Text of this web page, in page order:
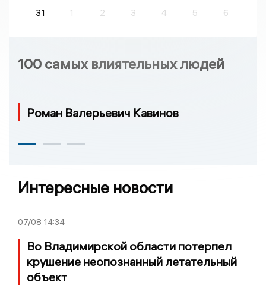
31
1 2 3 4 5 6
100 самых влиятельных людей
Роман Валерьевич Кавинов
Интересные новости
07/08 14:34
Во Владимирской области потерпел
крушение неопознанный летательный
объект